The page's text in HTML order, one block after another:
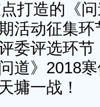
打造的《
活动征集
委评选环
道》2018
墉一战！